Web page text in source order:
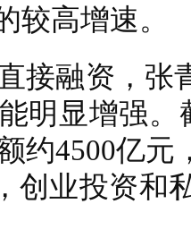
较高增速。
融资，张青
明显增强。
约4500亿元
创业投资和